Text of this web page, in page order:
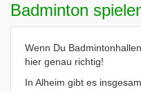
Badminton
Wenn Du
hier genau richtig!
In Alheim gibt es